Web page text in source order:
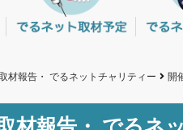
材報告・ でるネットチャリティー 開